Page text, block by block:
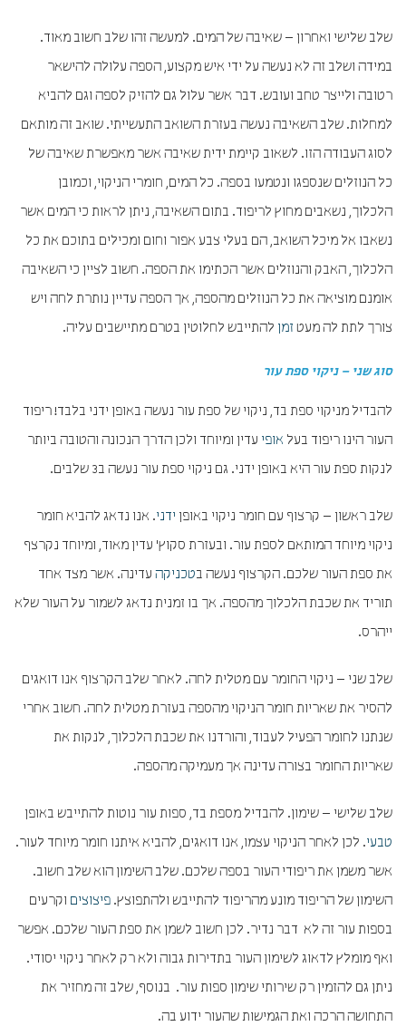
שלב שלישי ואחרון – שאיבה של המים. למעשה זהו שלב חשוב מאוד.
במידה ושלב זה לא נעשה על ידי איש מקצוע, הספה עלולה להישאר
רטובה ולייצר טחב ועובש. דבר אשר עלול גם להזיק לספה וגם להביא
למחלות. שלב השאיבה נעשה בעזרת השואב התעשייתי. שואב זה מותאם
לסוג העבודה הזו. לשאוב קיימת ידית שאיבה אשר מאפשרת שאיבה של
כל הנוזלים שנספגו ונטמעו בספה. כל המים, חומרי הניקוי, וכמובן
הלכלוך, נשאבים מחוץ לריפוד. בתום השאיבה, ניתן לראות כי המים אשר
נשאבו אל מיכל השואב, הם בעלי צבע אפור וחום ומכילים בתוכם את כל
הלכלוך, האבק והנוזלים אשר הכתימו את הספה. חשוב לציין כי השאיבה
אומנם מוציאה את כל הנוזלים מהספה, אך הספה עדיין נותרת לחה ויש
צורך לתת לה מעט זמן להתייבש לחלוטין בטרם מתיישבים עליה.
סוג שני – ניקוי ספת עור
להבדיל מניקוי ספת בד, ניקוי של ספת עור נעשה באופן ידני בלבד! ריפוד
העור הינו ריפוד בעל אופי עדין ומיוחד ולכן הדרך הנכונה והטובה ביותר
לנקות ספת עור היא באופן ידני. גם ניקוי ספת עור נעשה ב3 שלבים.
שלב ראשון – קרצוף עם חומר ניקוי באופן ידני. אנו נדאג להביא חומר
ניקוי מיוחד המותאם לספת עור. ובעזרת סקוץ' עדין מאוד, ומיוחד נקרצף
את ספת העור שלכם. הקרצוף נעשה בטכניקה עדינה. אשר מצד אחד
תוריד את שכבת הלכלוך מהספה. אך בו זמנית נדאג לשמור על העור שלא
ייהרס.
שלב שני – ניקוי החומר עם מטלית לחה. לאחר שלב הקרצוף אנו דואגים
להסיר את שאריות חומר הניקוי מהספה בעזרת מטלית לחה. חשוב אחרי
שנתנו לחומר הפעיל לעבוד, והורדנו את שכבת הלכלוך, לנקות את
שאריות החומר בצורה עדינה אך מעמיקה מהספה.
שלב שלישי – שימון. להבדיל מספת בד, ספות עור נוטות להתייבש באופן
טבעי. לכן לאחר הניקוי עצמו, אנו דואגים, להביא איתנו חומר מיוחד לעור.
אשר משמן את ריפודי העור בספה שלכם. שלב השימון הוא שלב חשוב.
השימון של הריפוד מונע מהריפוד להתייבש ולהתפוצץ. פיצוצים וקרעים
בספות עור זה לא דבר נדיר. לכן חשוב לשמן את ספת העור שלכם. אפשר
ואף מומלץ לדאוג לשימון העור בתדירות גבוה ולא רק לאחר ניקוי יסודי.
ניתן גם להזמין רק שירותי שימון ספות עור. בנוסף, שלב זה מחזיר את
התחושה הרכה ואת הגמישות שהעור ידוע בה.